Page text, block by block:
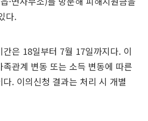
다.
간은 18일부터 7월 17일까지다. 이
족관계 변동 또는 소득 변동에 따른
. 이의신청 결과는 처리 시 개별